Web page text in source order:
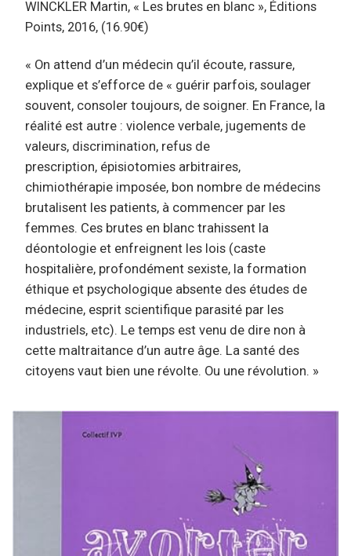
WINCKLER Martin, « Les brutes en blanc », Éditions
Points, 2016, (16.90€)
« On attend d’un médecin qu’il écoute, rassure,
explique et s’efforce de « guérir parfois, soulager
souvent, consoler toujours, de soigner. En France, la
réalité est autre : violence verbale, jugements de
valeurs, discrimination, refus de
prescription, épisiotomies arbitraires,
chimiothérapie imposée, bon nombre de médecins
brutalisent les patients, à commencer par les
femmes. Ces brutes en blanc trahissent la
déontologie et enfreignent les lois (caste
hospitalière, profondément sexiste, la formation
éthique et psychologique absente des études de
médecine, esprit scientifique parasité par les
industriels, etc). Le temps est venu de dire non à
cette maltraitance d’un autre âge. La santé des
citoyens vaut bien une révolte. Ou une révolution. »